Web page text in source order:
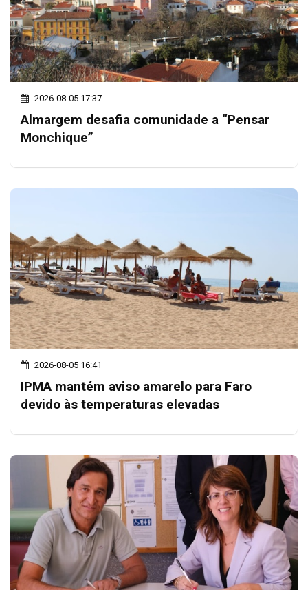
2026-08-05 17:37
Almargem desafia comunidade a “Pensar
Monchique”
2026-08-05 16:41
IPMA mantém aviso amarelo para Faro
devido às temperaturas elevadas